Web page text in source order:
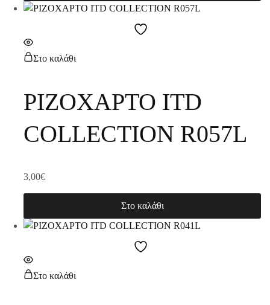
Στο καλάθι
ΡΙΖΟΧΑΡΤΟ ITD
COLLECTION R057L
3,00€
Στο καλάθι
Στο καλάθι